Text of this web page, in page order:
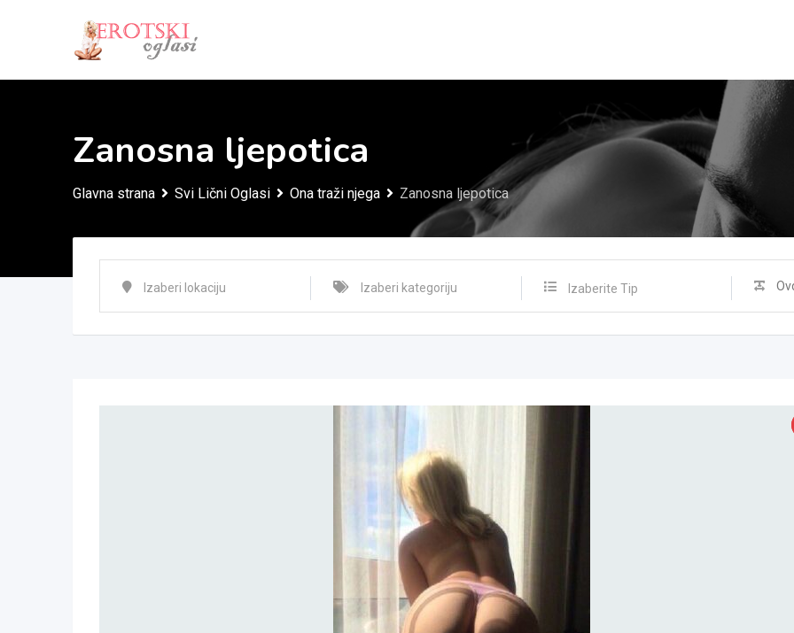
Zanosna ljepotica
Glavna strana Svi Lični Oglasi Ona traži njega Zanosna ljepotica
Izaberite Tip